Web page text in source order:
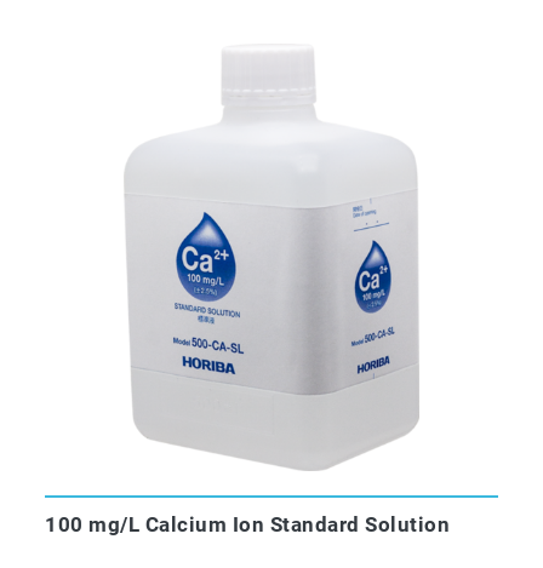
100 mg/L Calcium Ion Standard Solution